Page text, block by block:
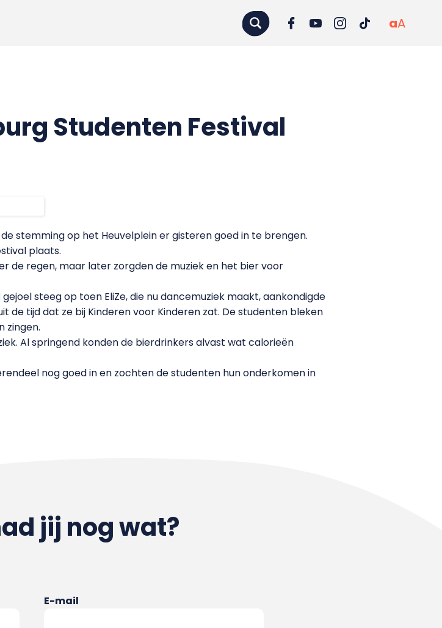
aA
Studenten Festival
stemming op het Heuvelplein er gisteren goed in te brengen.
plaats.
de regen, maar later zorgden de muziek en het bier voor
steeg op toen EliZe, die nu dancemuziek maakt, aankondigde
de tijd dat ze bij Kinderen voor Kinderen zat. De studenten bleken
zingen.
Al springend konden de bierdrinkers alvast wat calorieën
nog goed in en zochten de studenten hun onderkomen in
jij nog wat?
E-mail